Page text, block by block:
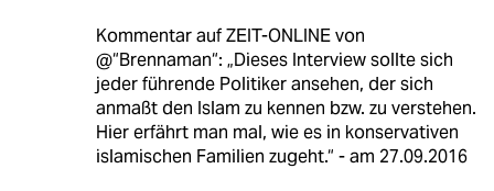
Kommentar auf ZEIT-ONLINE von
@“Brennaman“: „Dieses Interview sollte sich
jeder führende Politiker ansehen, der sich
anmaßt den Islam zu kennen bzw. zu verstehen.
Hier erfährt man mal, wie es in konservativen
islamischen Familien zugeht.“ - am 27.09.2016